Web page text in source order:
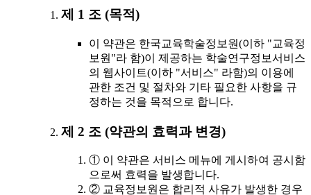
제 1 조 (목적)
이 약관은 한국교육학술정보원(이하 "교육정
보원"라 함)이 제공하는 학술연구정보서비스
의 웹사이트(이하 "서비스" 라함)의 이용에
관한 조건 및 절차와 기타 필요한 사항을 규
정하는 것을 목적으로 합니다.
제 2 조 (약관의 효력과 변경)
① 이 약관은 서비스 메뉴에 게시하여 공시함
으로써 효력을 발생합니다.
② 교육정보원은 합리적 사유가 발생한 경우